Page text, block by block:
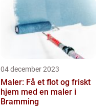
04 december 2023
Maler: Få et flot og friskt
hjem med en maler i
Bramming